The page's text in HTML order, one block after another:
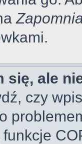
się, ale
czy